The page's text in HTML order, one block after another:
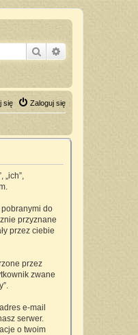
Szukaj
Zaloguj się
się
„ich”,
pobranymi do
przyznane
przez ciebie
przez
zwane
e-mail
serwer.
o twoim